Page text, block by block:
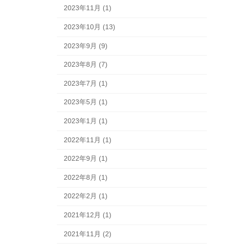
2023年11月 (1)
2023年10月 (13)
2023年9月 (9)
2023年8月 (7)
2023年7月 (1)
2023年5月 (1)
2023年1月 (1)
2022年11月 (1)
2022年9月 (1)
2022年8月 (1)
2022年2月 (1)
2021年12月 (1)
2021年11月 (2)